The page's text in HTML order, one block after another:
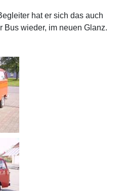
hat er sich das auch
Bus wieder, im neuen Glanz.